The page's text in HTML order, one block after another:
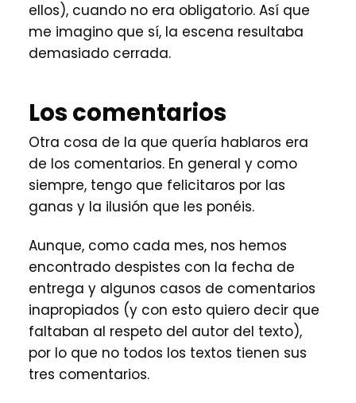
ellos), cuando no era obligatorio. Así que
me imagino que sí, la escena resultaba
demasiado cerrada.
Los comentarios
Otra cosa de la que quería hablaros era
de los comentarios. En general y como
siempre, tengo que felicitaros por las
ganas y la ilusión que les ponéis.
Aunque, como cada mes, nos hemos
encontrado despistes con la fecha de
entrega y algunos casos de comentarios
inapropiados (y con esto quiero decir que
faltaban al respeto del autor del texto),
por lo que no todos los textos tienen sus
tres comentarios.